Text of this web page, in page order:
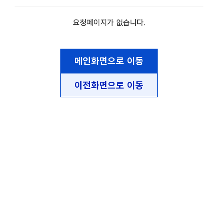
요청페이지가 없습니다.
메인화면으로 이동
이전화면으로 이동